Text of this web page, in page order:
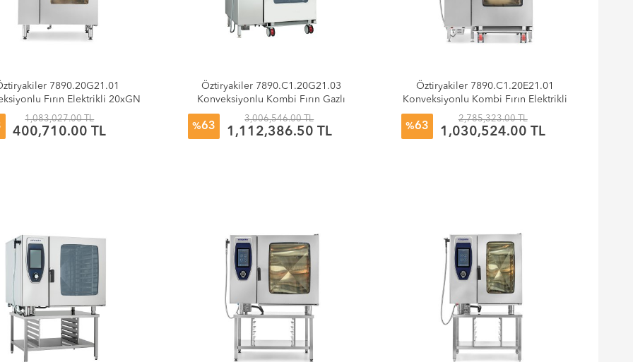
7890.20G21.01
Fırın Elektrikli 20xGN
2/1 Kızaklı
1,083,027.00 TL
400,710.00 TL
Öztiryakiler 7890.C1.20G21.03
Konveksiyonlu Kombi Fırın Gazlı
20xGN 2/1 Tepsı Kit Arabalı
%63
3,006,546.00 TL
1,112,386.50 TL
Öztiryakiler 7890.C1.20E21.01
Konveksiyonlu Kombi Fırın Elektrikli
20xGN 2/1 Tepsı Kit Arabalı
%63
2,785,323.00 TL
1,030,524.00 TL